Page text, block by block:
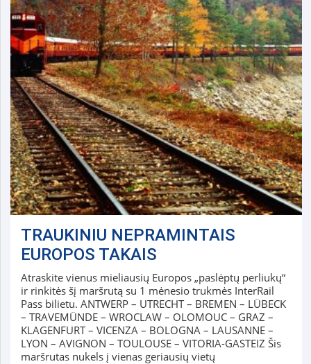
TRAUKINIU NEPRAMINTAIS
EUROPOS TAKAIS
Atraskite vienus mieliausių Europos „paslėptų perliukų“
ir rinkitės šį maršrutą su 1 mėnesio trukmės InterRail
Pass bilietu. ANTWERP – UTRECHT – BREMEN – LÜBECK
– TRAVEMÜNDE – WROCLAW – OLOMOUC – GRAZ –
KLAGENFURT – VICENZA – BOLOGNA – LAUSANNE –
LYON – AVIGNON – TOULOUSE – VITORIA-GASTEIZ Šis
maršrutas nukels į vienas geriausių vietų